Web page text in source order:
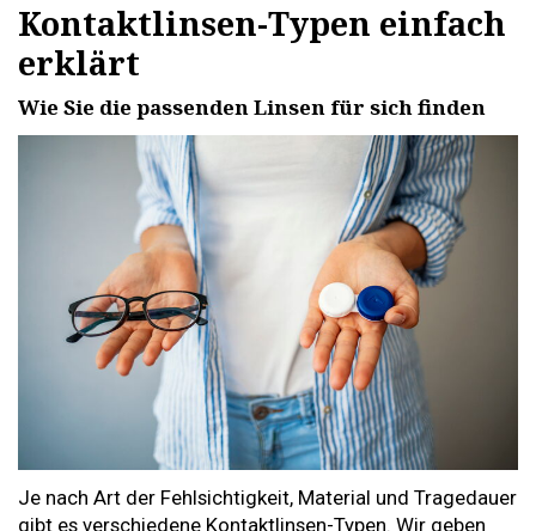
Kontaktlinsen-Typen einfach
erklärt
Wie Sie die passenden Linsen für sich finden
Je nach Art der Fehlsichtigkeit, Material und Tragedauer
gibt es verschiedene Kontaktlinsen-Typen. Wir geben